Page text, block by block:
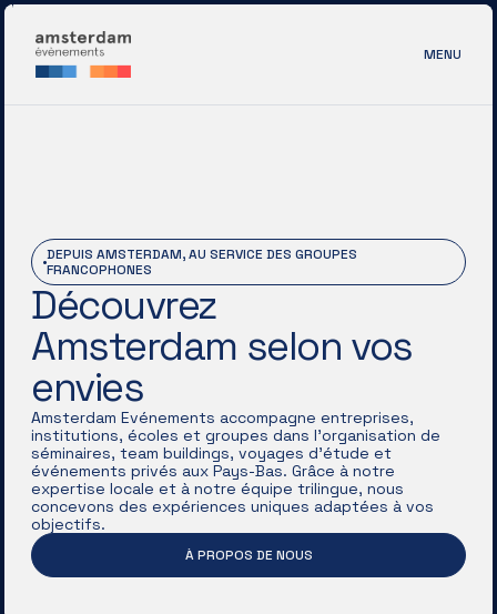
MENU
DEPUIS AMSTERDAM, AU SERVICE DES GROUPES
FRANCOPHONES
Découvrez
Amsterdam selon vos
envies
Amsterdam Evénements accompagne entreprises,
institutions, écoles et groupes dans l'organisation de
séminaires, team buildings, voyages d'étude et
événements privés aux Pays-Bas. Grâce à notre
expertise locale et à notre équipe trilingue, nous
concevons des expériences uniques adaptées à vos
objectifs.
À PROPOS DE NOUS